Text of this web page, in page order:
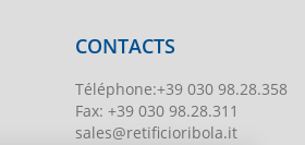
CONTACTS
Téléphone:+39 030 98.28.358
Fax: +39 030 98.28.311
sales@retificioribola.it